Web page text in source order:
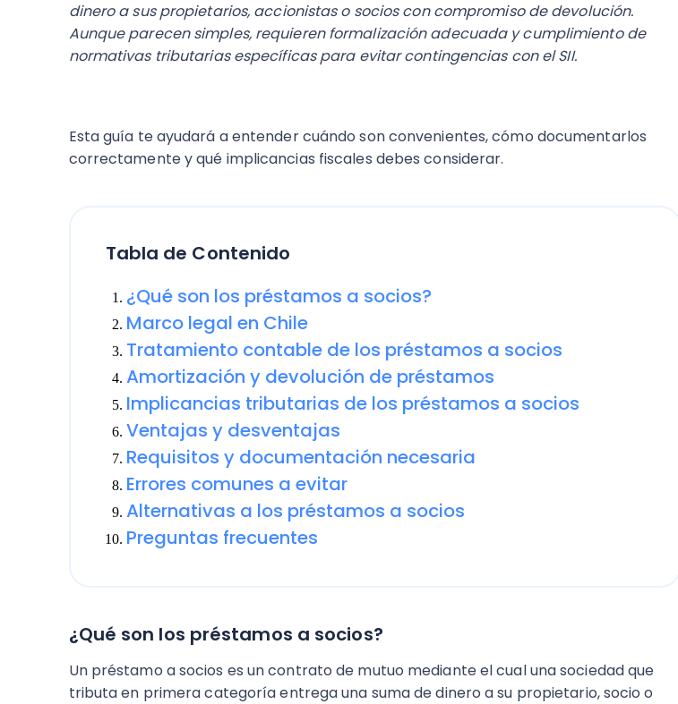
dinero a sus propietarios, accionistas o socios con compromiso de devolución.
Aunque parecen simples, requieren formalización adecuada y cumplimiento de
normativas tributarias específicas para evitar contingencias con el SII.
Esta guía te ayudará a entender cuándo son convenientes, cómo documentarlos
correctamente y qué implicancias fiscales debes considerar.​
Tabla de Contenido
¿Qué son los préstamos a socios?
Marco legal en Chile
Tratamiento contable de los préstamos a socios
Amortización y devolución de préstamos
Implicancias tributarias de los préstamos a socios
Ventajas y desventajas
Requisitos y documentación necesaria
Errores comunes a evitar
Alternativas a los préstamos a socios
Preguntas frecuentes
¿Qué son los préstamos a socios?
Un préstamo a socios es un contrato de mutuo mediante el cual una sociedad que
tributa en primera categoría entrega una suma de dinero a su propietario, socio o